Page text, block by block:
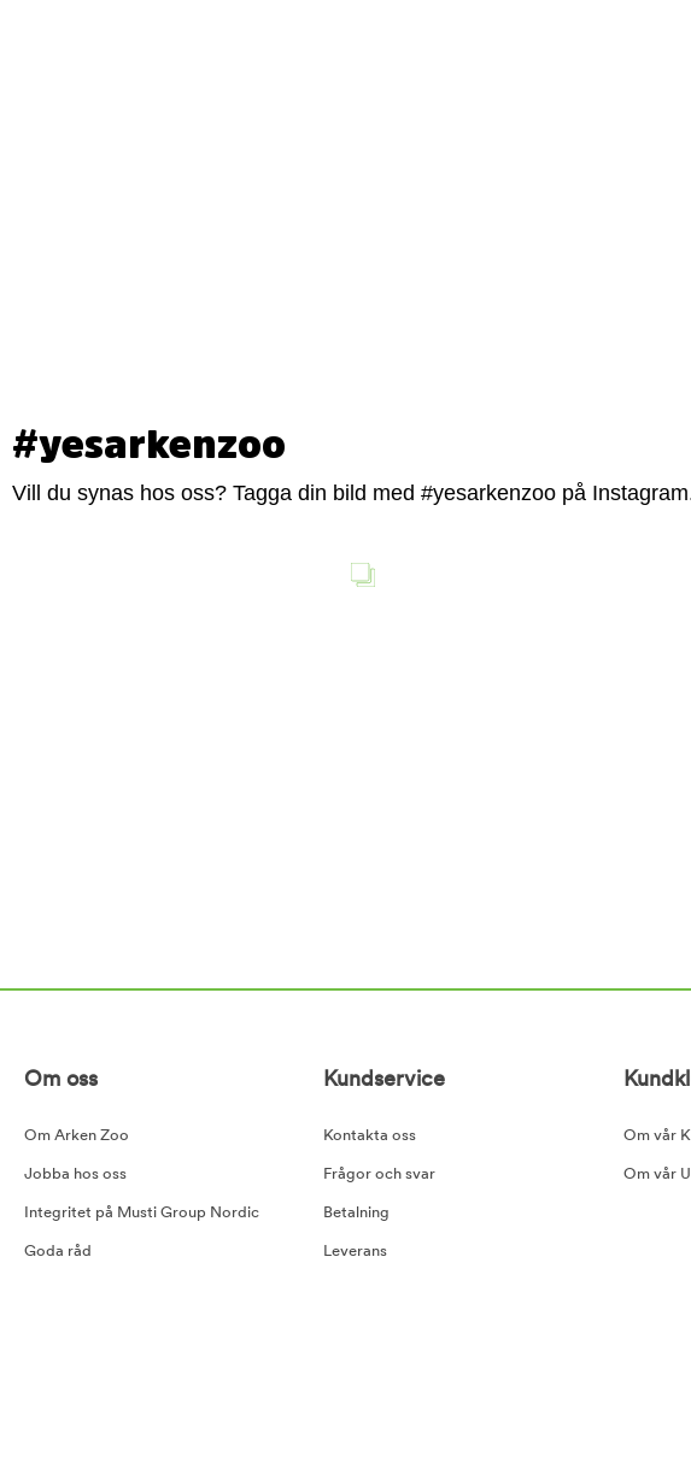
#yesarkenzoo
Vill du synas hos oss? Tagga din bild med #yesarkenzoo på
Om oss
Om Arken Zoo
Jobba hos oss
Integritet på Musti Group Nordic
Goda råd
Kundservice
Kontakta oss
Frågor och svar
Betalning
Leverans
Om vår
Om vår